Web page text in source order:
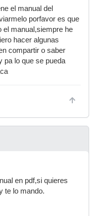
el manual del
porfavor es que
el manual,siempre he
hacer algunas
compartir o saber
pa lo que se pueda
en pdf,si quieres
te lo mando.